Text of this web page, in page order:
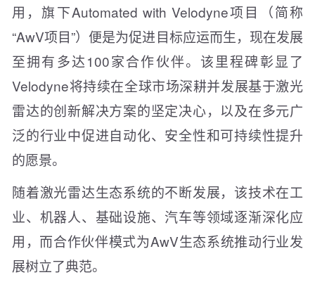
用，旗下Automated with Velodyne项目（简称
“AwV项目”）便是为促进目标应运而生，现在发展
至拥有多达100家合作伙伴。该里程碑彰显了
Velodyne将持续在全球市场深耕并发展基于激光
雷达的创新解决方案的坚定决心，以及在多元广
泛的行业中促进自动化、安全性和可持续性提升
的愿景。
随着激光雷达生态系统的不断发展，该技术在工
业、机器人、基础设施、汽车等领域逐渐深化应
用，而合作伙伴模式为AwV生态系统推动行业发
展树立了典范。